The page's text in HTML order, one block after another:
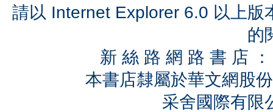
請以 Internet Explorer 6.0 以上
的
新 絲 路 網 路 書 店
本書店隸屬於華文網股
采舍國際有